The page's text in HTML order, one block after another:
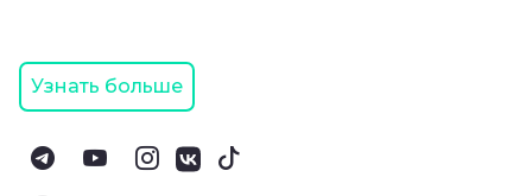
Узнать больше